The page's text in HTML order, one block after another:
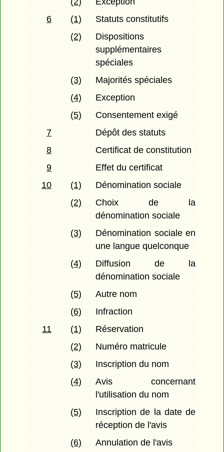
6
(1)
Statuts constitutifs
(2)
Dispositions
supplémentaires
spéciales
(3)
Majorités spéciales
(4)
Exception
(5)
Consentement exigé
7
Dépôt des statuts
8
Certificat de constitution
9
Effet du certificat
10
(1)
Dénomination sociale
(2)
Choix de la
dénomination sociale
(3)
Dénomination sociale en
une langue quelconque
(4)
Diffusion de la
dénomination sociale
(5)
Autre nom
(6)
Infraction
11
(1)
Réservation
(2)
Numéro matricule
(3)
Inscription du nom
(4)
Avis concernant
l'utilisation du nom
(5)
Inscription de la date de
réception de l'avis
(6)
Annulation de l'avis